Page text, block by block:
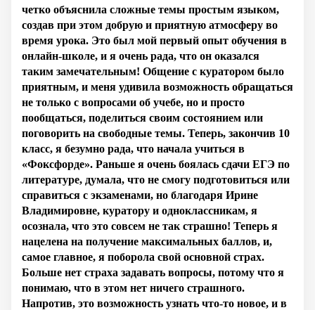
четко объяснила сложные темы простым языком,
создав при этом добрую и приятную атмосферу во
время урока. Это был мой первый опыт обучения в
онлайн-школе, и я очень рада, что он оказался
таким замечательным! Общение с куратором было
приятным, и меня удивила возможность обращаться
не только с вопросами об учебе, но и просто
пообщаться, поделиться своим состоянием или
поговорить на свободные темы. Теперь, закончив 10
класс, я безумно рада, что начала учиться в
«Фоксфорде». Раньше я очень боялась сдачи ЕГЭ по
литературе, думала, что не смогу подготовиться или
справиться с экзаменами, но благодаря Ирине
Владимировне, куратору и одноклассникам, я
осознала, что это совсем не так страшно! Теперь я
нацелена на получение максимальных баллов, и,
самое главное, я поборола свой основной страх.
Больше нет страха задавать вопросы, потому что я
понимаю, что в этом нет ничего страшного.
Напротив, это возможность узнать что-то новое, и в